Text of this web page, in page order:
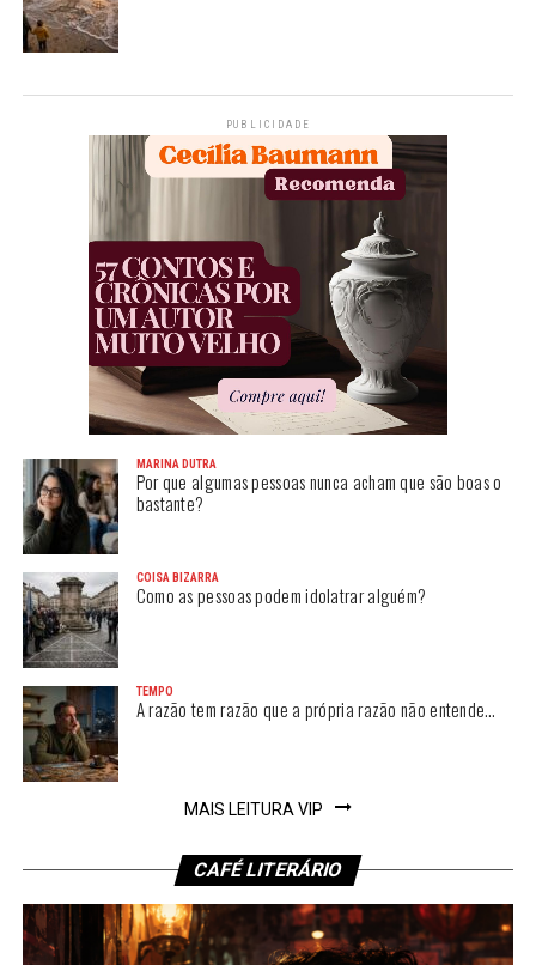
PUBLICIDADE
MARINA DUTRA
Por que algumas pessoas nunca acham que são boas o
bastante?
COISA BIZARRA
Como as pessoas podem idolatrar alguém?
TEMPO
A razão tem razão que a própria razão não entende…
MAIS LEITURA VIP
CAFÉ LITERÁRIO